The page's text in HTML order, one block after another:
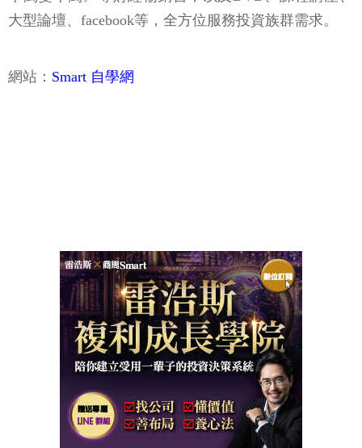
大型論壇、facebook等，全方位服務投資族群需求。
網站： Smart 自學網